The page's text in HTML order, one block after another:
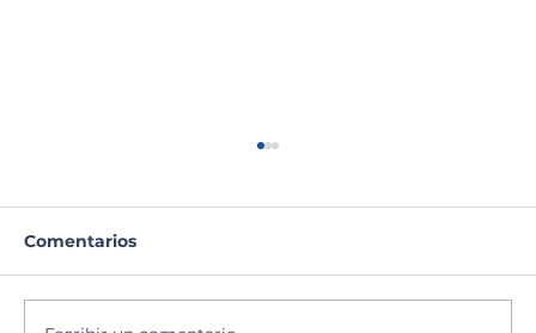
Comentarios